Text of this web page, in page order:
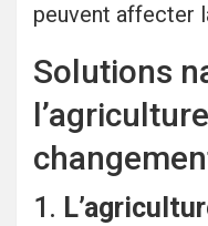
peuvent affecter
Solutions
1.